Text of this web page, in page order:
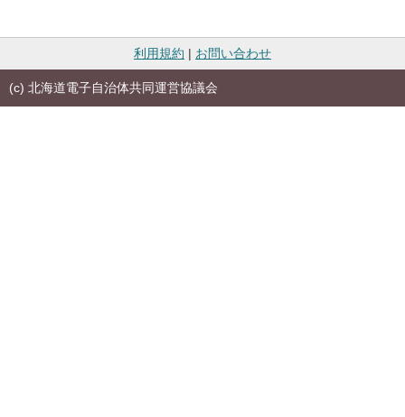
利用規約 | お問い合わせ
(c) 北海道電子自治体共同運営協議会